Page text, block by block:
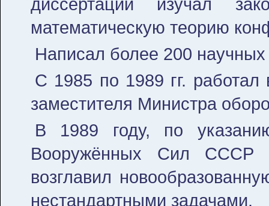
математическую теорию
Написал более 200 научных
С 1985 по 1989 гг. работал
заместителя Министра
В 1989 году, по
Вооружённых Сил СССР
возглавил
нестандартными задачами.